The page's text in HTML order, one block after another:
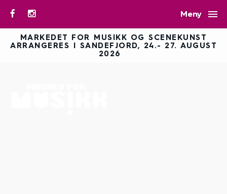
Meny 
MARKEDET FOR MUSIKK OG SCENEKUNST
ARRANGERES I SANDEFJORD, 24.- 27. AUGUST
2026